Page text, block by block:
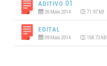
Aditivo 01
26 Maio 2014 71.97 kB
Edital
09 Maio 2014 158.73 kB